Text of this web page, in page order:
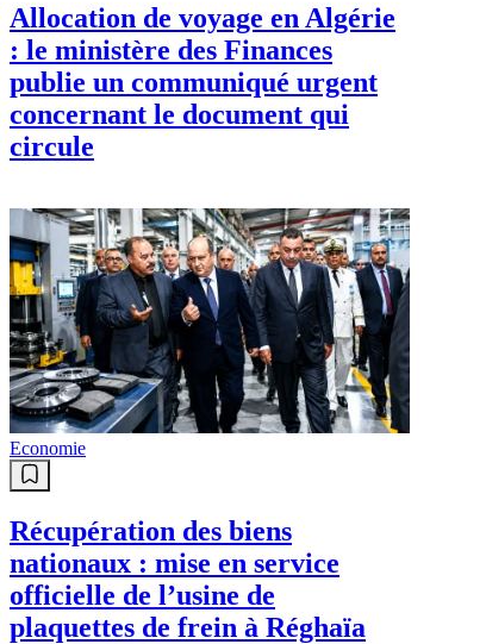
Allocation de voyage en Algérie
: le ministère des Finances
publie un communiqué urgent
concernant le document qui
circule
Economie
Récupération des biens
nationaux : mise en service
officielle de l’usine de
plaquettes de frein à Réghaïa